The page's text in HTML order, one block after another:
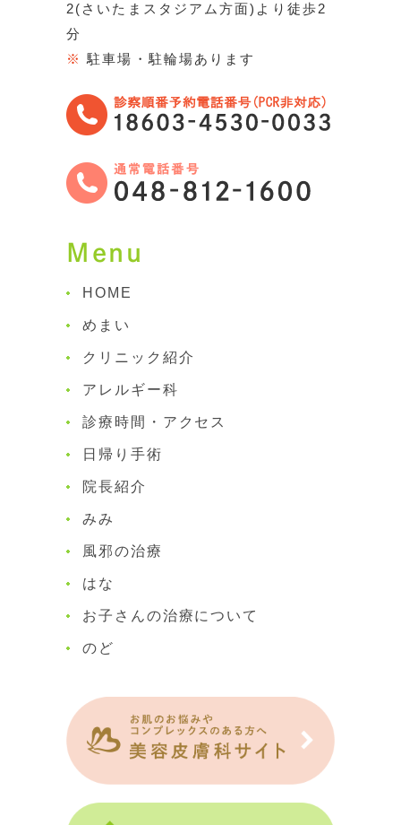
2(さいたまスタジアム方面)より徒歩2
分
※ 駐車場・駐輪場あります
Menu
HOME
めまい
クリニック紹介
アレルギー科
診療時間・アクセス
日帰り手術
院長紹介
みみ
風邪の治療
はな
お子さんの治療について
のど